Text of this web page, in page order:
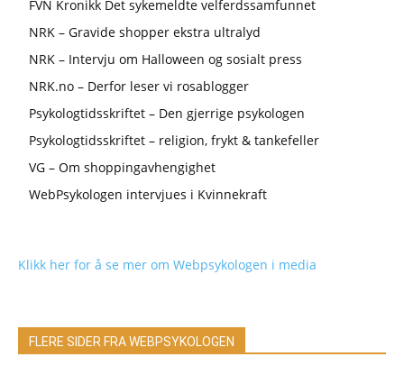
FVN Kronikk Det sykemeldte velferdssamfunnet
NRK – Gravide shopper ekstra ultralyd
NRK – Intervju om Halloween og sosialt press
NRK.no – Derfor leser vi rosablogger
Psykologtidsskriftet – Den gjerrige psykologen
Psykologtidsskriftet – religion, frykt & tankefeller
VG – Om shoppingavhengighet
WebPsykologen intervjues i Kvinnekraft
Klikk her for å se mer om Webpsykologen i media
FLERE SIDER FRA WEBPSYKOLOGEN